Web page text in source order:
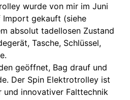
wurde von mir im Juni
Import gekauft (siehe
absolut tadellosen Zustand
Tasche, Schlüssel,
geöffnet, Bag drauf und
Der Spin Elektrotrolley ist
und innovativer Falttechnik